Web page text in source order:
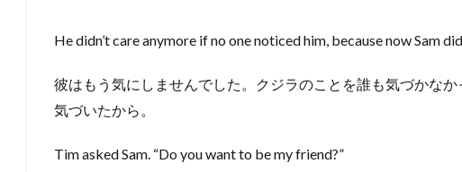
He didn’t care anymore if no one noticed him, because now Sam did.
彼はもう気にしませんでした。クジラのことを誰も気づかな
気づいたから。
Tim asked Sam. “Do you want to be my friend?”